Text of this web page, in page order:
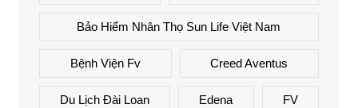
Bảo Hiểm Nhân Thọ Sun Life Việt Nam
Bệnh Viện Fv Creed Aventus
Du Lịch Đài Loan Edena FV